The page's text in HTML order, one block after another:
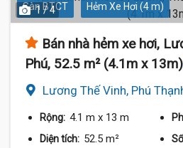
Sàn BTCT Hẻm Xe Hơi (4 m)
1 / 4
Bán nhà hẻm xe hơi,
Phú, 52.5 m² (4.1m x 13m)
Lương Thế Vinh, Phú
Rộng: 4.1 m x 13 m
Diện tích: 52.5 m²